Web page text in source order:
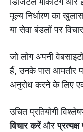
मूल्य निर्धारण का
या सेवा बंडलों पर
जो लोग अपनी
हैं, उनके पास आमतौर
अनुरोध करने के लिए एक
उचित प्रतियोगी
विचार करें और प्रत्यक्ष